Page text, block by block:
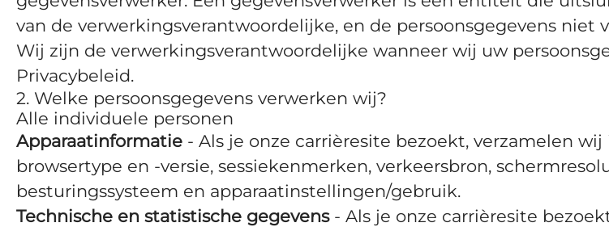
van de verwerkingsverantwoordelijke, en de persoonsgegevens
Wij zijn de verwerkingsverantwoordelijke wanneer wij uw
Privacybeleid.
2. Welke persoonsgegevens verwerken wij?
Alle individuele personen
Apparaatinformatie - Als je onze carrièresite bezoekt, verzamelen
browsertype en -versie, sessiekenmerken, verkeersbron,
besturingssysteem en apparaatinstellingen/gebruik.
Technische en statistische gegevens- Als je onze carrièresite